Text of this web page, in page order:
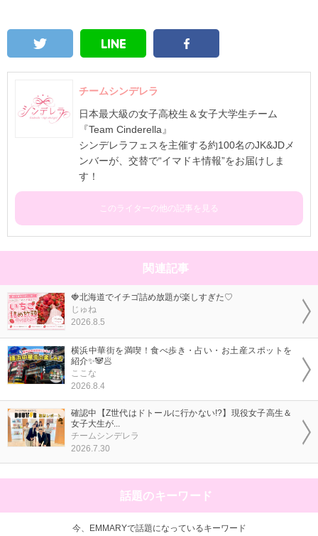
チームシンデレラ
日本最大級の女子高校生＆女子大学生チーム
『Team Cinderella』
シンデレラフェスを主催する約100名のJK&JDメ
ンバーが、交替で“イマドキ情報”をお届けしま
す！
このライターの他の記事を見る
関連記事
🍓北海道でイチゴ詰め放題が楽しすぎた♡
じゅね
2026.8.5
横浜中華街を満喫！食べ歩き・占い・お土産スポットを
紹介✨🐼🥟
ここな
2026.8.4
確認中【Z世代はドトールに行かない!?】現役女子高生＆
女子大生が...
チームシンデレラ
2026.7.30
話題のキーワード
今、EMMARYで話題になっているキーワード